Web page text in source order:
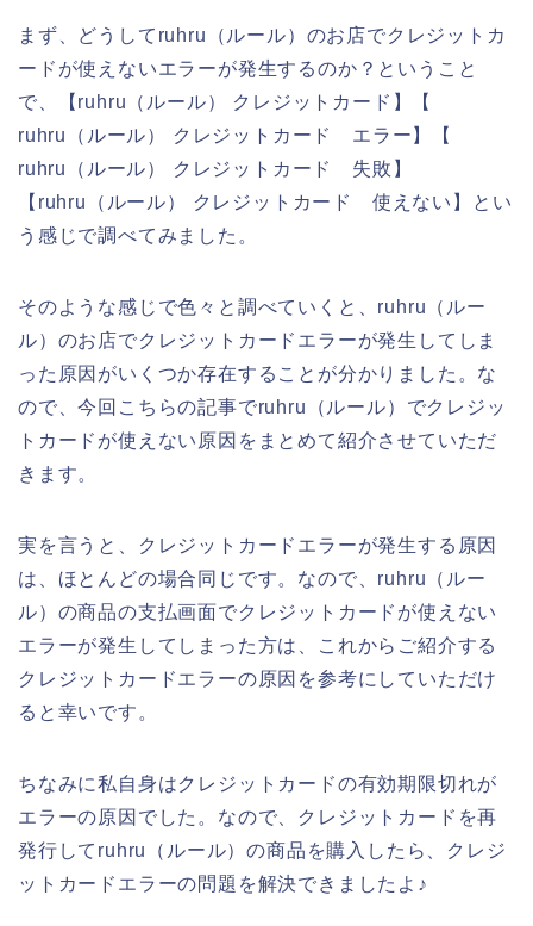
まず、どうしてruhru（ルール）のお店でクレジットカ
ードが使えないエラーが発生するのか？ということ
で、【ruhru（ルール） クレジットカード】【
ruhru（ルール） クレジットカード エラー】【
ruhru（ルール） クレジットカード 失敗】
【ruhru（ルール） クレジットカード 使えない】とい
う感じで調べてみました。
そのような感じで色々と調べていくと、ruhru（ルー
ル）のお店でクレジットカードエラーが発生してしま
った原因がいくつか存在することが分かりました。な
ので、今回こちらの記事でruhru（ルール）でクレジッ
トカードが使えない原因をまとめて紹介させていただ
きます。
実を言うと、クレジットカードエラーが発生する原因
は、ほとんどの場合同じです。なので、ruhru（ルー
ル）の商品の支払画面でクレジットカードが使えない
エラーが発生してしまった方は、これからご紹介する
クレジットカードエラーの原因を参考にしていただけ
ると幸いです。
ちなみに私自身はクレジットカードの有効期限切れが
エラーの原因でした。なので、クレジットカードを再
発行してruhru（ルール）の商品を購入したら、クレジ
ットカードエラーの問題を解決できましたよ♪